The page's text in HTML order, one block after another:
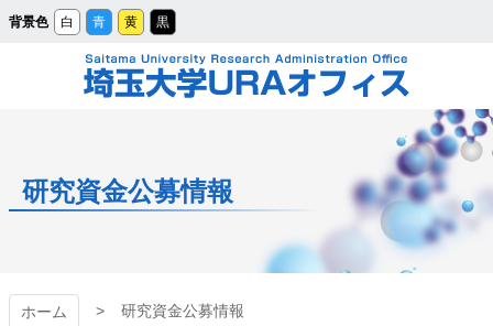
メ
イ
背景色 白 青 黄 黒
ス
研究資金公募情報
ホーム 研究資金公募情報